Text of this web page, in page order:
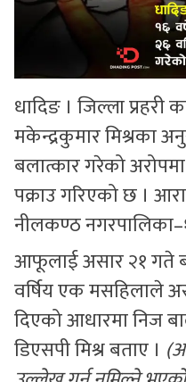
धादिङ । जिल्ला प्रहरी
मकेन्द्रकुमार मिश्रका
बलात्कार गरेको
पक्राउ गरिएको छ ।
नीलकण्ठ
आफूलाई असार २१ गते
वर्षिय एक मसहिलाले
दिएको आधारमा निज
डिएसपी मिश्र बताए ।